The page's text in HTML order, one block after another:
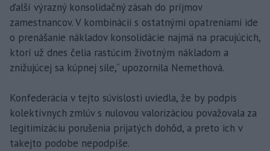
ďalší výrazný konsolidačný zásah do príjmov
zamestnancov. V kombinácii s ostatnými opatreniami ide
o prenášanie nákladov konsolidácie najmä na pracujúcich,
ktorí už dnes čelia rastúcim životným nákladom a
znižujúcej sa kúpnej sile,“ upozornila Nemethová.
Konfederácia v tejto súvislosti uviedla, že by podpis
kolektívnych zmlúv s nulovou valorizáciou považovala za
legitimizáciu porušenia prijatých dohôd, a preto ich v
takejto podobe nepodpíše.